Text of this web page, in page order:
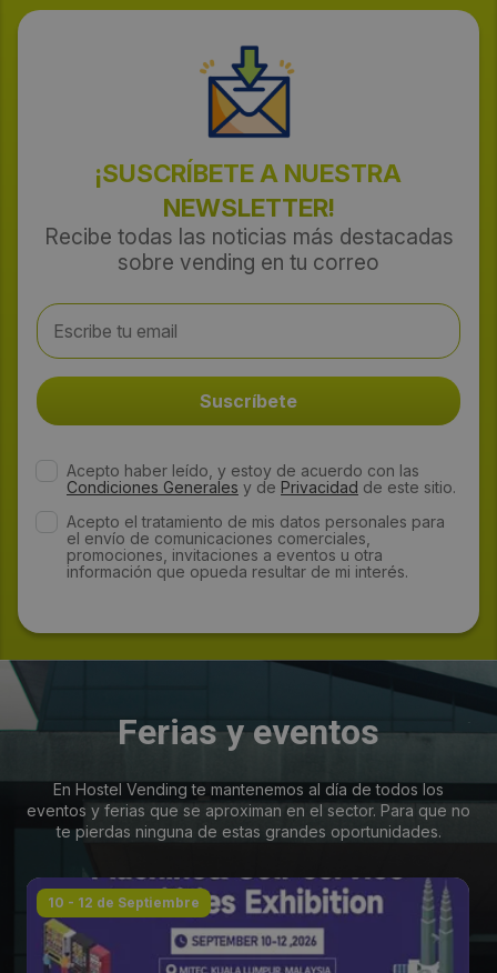
¡SUSCRÍBETE A NUESTRA
NEWSLETTER!
Recibe todas las noticias más destacadas
sobre vending en tu correo
Acepto haber leído, y estoy de acuerdo con las
Condiciones Generales y de Privacidad de este sitio.
Acepto el tratamiento de mis datos personales para
el envío de comunicaciones comerciales,
promociones, invitaciones a eventos u otra
información que opueda resultar de mi interés.
Ferias y eventos
En Hostel Vending te mantenemos al día de todos los
eventos y ferias que se aproximan en el sector. Para que no
te pierdas ninguna de estas grandes oportunidades.
10 - 12 de Septiembre